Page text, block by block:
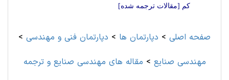
کم [مقالات ترجمه شده]
صفحه اصلی > دپارتمان ها > دپارتمان فنی و مهندسی >
مهندسی صنايع > مقاله های مهندسی صنايع و ترجمه